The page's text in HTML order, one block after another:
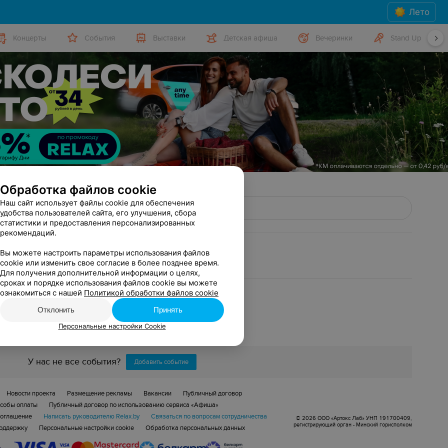
Лето
Концерты События Выставки Детская афиша Вечеринки Stand Up
Тип экскурсии
условиям фильтра.
У нас не все события? Добавить событие
Новости проекта Размещение рекламы Вакансии
Публичный договор
оплаты
Публичный договор по использованию сервиса «Афиша»
Написать руководителю Relax.by
Связаться по вопросам сотрудничества
Персональные настройки cookie Обработка персональных данных
© 2026 ООО «Артокс Лаб» УНП 191700409,
регистрирующий орган - Минский горисполком
Обработка файлов cookie
Наш сайт использует файлы cookie для обеспечения
удобства пользователей сайта, его улучшения, сбора
статистики и предоставления персонализированных
рекомендаций.
Вы можете настроить параметры использования файлов
cookie или изменить свое согласие в более позднее время.
Для получения дополнительной информации о целях,
сроках и порядке использования файлов cookie вы можете
ознакомиться с нашей Политикой обработки файлов cookie
Отклонить Принять
Персональные настройки Cookie